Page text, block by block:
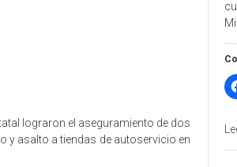
lograron el aseguramiento de dos
y asalto a tiendas de autoservicio en